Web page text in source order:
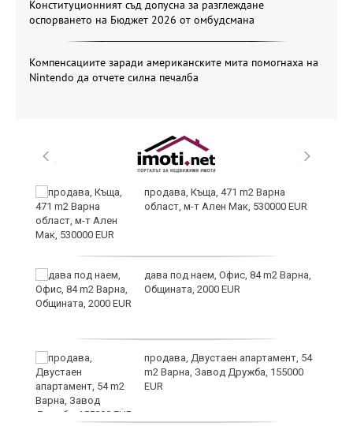
Конституционният съд допусна за разглеждане
оспорването на Бюджет 2026 от омбудсмана
Компенсациите заради американските мита помогнаха на
Nintendo да отчете силна печалба
продава, Къща, 471 m2 Варна
област, м-т Ален Мак, 530000 EUR
дава под наем, Офис, 84 m2 Варна,
Общината, 2000 EUR
продава, Двустаен апартамент, 54
m2 Варна, Завод Дружба, 155000
EUR